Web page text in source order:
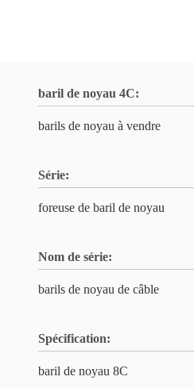
baril de noyau 4C:
barils de noyau à vendre
Série:
foreuse de baril de noyau
Nom de série:
barils de noyau de câble
Spécification:
baril de noyau 8C